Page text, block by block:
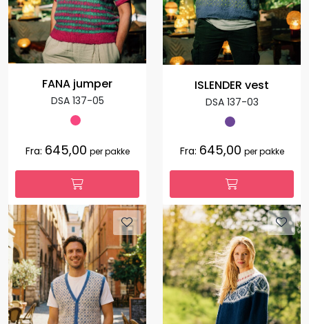
FANA jumper
DSA 137-05
Fra: 645,00 per pakke
ISLENDER vest
DSA 137-03
Fra: 645,00 per pakke